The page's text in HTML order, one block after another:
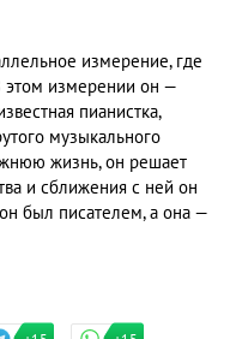
измерение, где
этом измерении он —
пианистка,
музыкального
жизнь, он решает
и сближения с ней он
был писателем, а она —